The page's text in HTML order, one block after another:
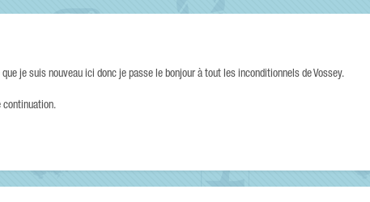
je suis nouveau ici donc je passe le bonjour à tout les inconditionnels de Vossey.
continuation.